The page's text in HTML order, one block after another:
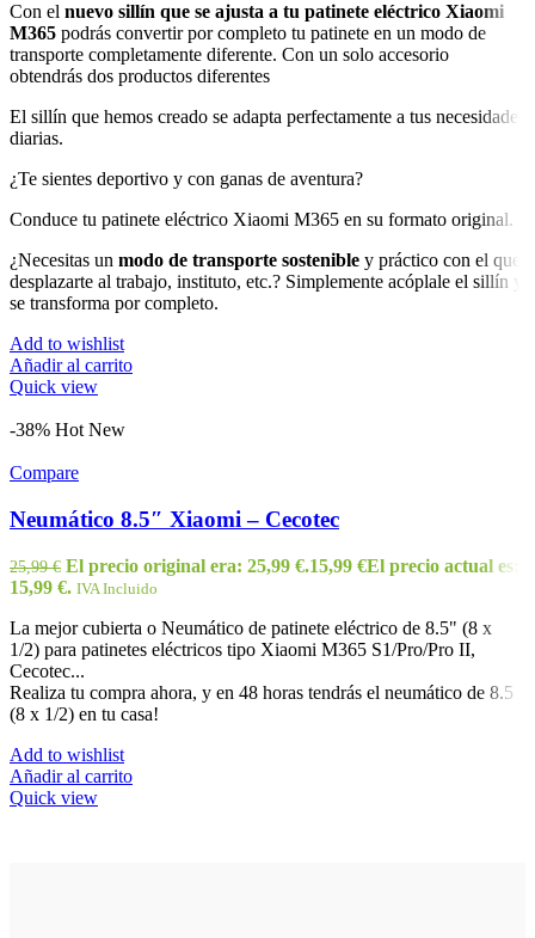
Con el nuevo sillín que se ajusta a tu patinete eléctrico Xiaomi
M365 podrás convertir por completo tu patinete en un modo de
transporte completamente diferente. Con un solo accesorio
obtendrás dos productos diferentes
El sillín que hemos creado se adapta perfectamente a tus necesidades
diarias.
¿Te sientes deportivo y con ganas de aventura?
Conduce tu patinete eléctrico Xiaomi M365 en su formato original.
¿Necesitas un modo de transporte sostenible y práctico con el que
desplazarte al trabajo, instituto, etc.? Simplemente acóplale el sillín y
se transforma por completo.
Add to wishlist
Añadir al carrito
Quick view
-38% Hot New
Compare
Neumático 8.5″ Xiaomi – Cecotec
25,99€ El precio original era: 25,99 €.15,99 €El precio actual es:
15,99 €. IVA Incluido
La mejor cubierta o Neumático de patinete eléctrico de 8.5" (8 x
1/2) para patinetes eléctricos tipo Xiaomi M365 S1/Pro/Pro II,
Cecotec...
Realiza tu compra ahora, y en 48 horas tendrás el neumático de 8.5
(8 x 1/2) en tu casa!
Add to wishlist
Añadir al carrito
Quick view